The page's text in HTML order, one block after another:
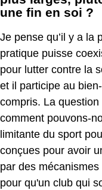
une fin en soi ?
Je pense qu’il y a la
pratique puisse
pour lutter contre la
et il participe au
compris. La
comment pouvons-
limitante du sport
conçues pour avoir
par des
pour qu'un club qui